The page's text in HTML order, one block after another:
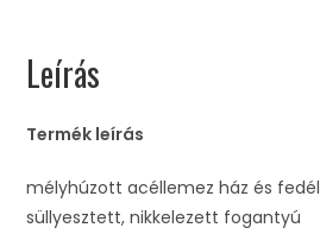
Leírás
Termék leírás
mélyhúzott acéllemez ház és fedél
süllyesztett, nikkelezett fogantyú